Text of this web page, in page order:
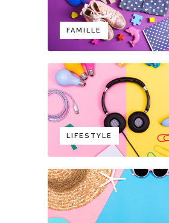
FAMILLE
LIFESTYLE